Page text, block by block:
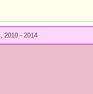
2010 - 2014